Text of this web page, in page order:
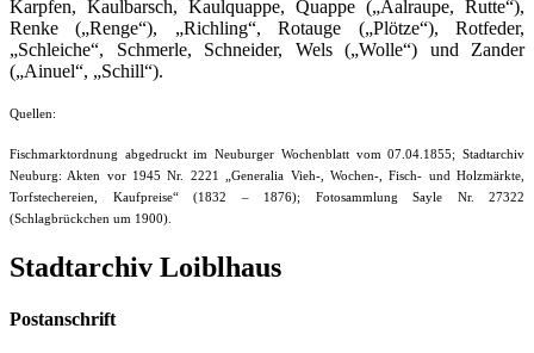
Karpfen, Kaulbarsch, Kaulquappe, Quappe („Aalraupe, Rutte“),
Renke („Renge“), „Richling“, Rotauge („Plötze“), Rotfeder,
„Schleiche“, Schmerle, Schneider, Wels („Wolle“) und Zander
(„Ainuel“, „Schill“).
Quellen:
Fischmarktordnung abgedruckt im Neuburger Wochenblatt vom 07.04.1855; Stadtarchiv
Neuburg: Akten vor 1945 Nr. 2221 „Generalia Vieh-, Wochen-, Fisch- und Holzmärkte,
Torfstechereien, Kaufpreise“ (1832 – 1876); Fotosammlung Sayle Nr. 27322
(Schlagbrückchen um 1900).
Stadtarchiv Loiblhaus
Postanschrift